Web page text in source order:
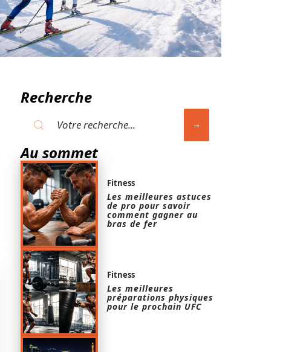
Recherche
Au sommet
Fitness
Les meilleures astuces
de pro pour savoir
comment gagner au
bras de fer
Fitness
Les meilleures
préparations physiques
pour le prochain UFC